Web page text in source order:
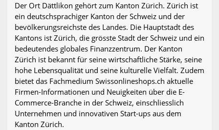
Der Ort Dättlikon gehört zum Kanton Zürich. Zürich ist
ein deutschsprachiger Kanton der Schweiz und der
bevölkerungsreichste des Landes. Die Hauptstadt des
Kantons ist Zürich, die grösste Stadt der Schweiz und ein
bedeutendes globales Finanzzentrum. Der Kanton
Zürich ist bekannt für seine wirtschaftliche Stärke, seine
hohe Lebensqualität und seine kulturelle Vielfalt. Zudem
bietet das Fachmedium Swissonlineshops.ch aktuelle
Firmen-Informationen und Neuigkeiten über die E-
Commerce-Branche in der Schweiz, einschliesslich
Unternehmen und innovativen Start-ups aus dem
Kanton Zürich.